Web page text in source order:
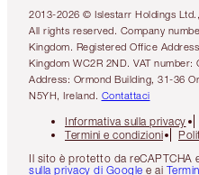
2013-2026 © Islestarr Holdings
All rights reserved. Company
Kingdom. Registered Office
Kingdom WC2R 2ND. VAT
Address: Ormond Building, 31-36
N5YH, Ireland. Contattaci
Informativa sulla privacy
Termini e condizioni
Il sito è protetto da reCAPTCHA
sulla privacy di Google e ai